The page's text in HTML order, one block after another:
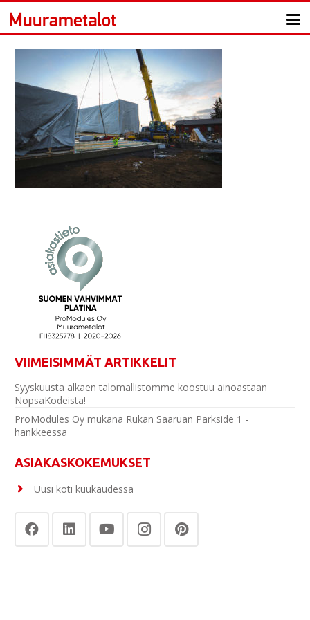
VIIMEISIMMÄT ARTIKKELIT
Syyskuusta alkaen talomallistomme koostuu ainoastaan
NopsaKodeista!
ProModules Oy mukana Rukan Saaruan Parkside 1 -
hankkeessa
ASIAKASKOKEMUKSET
Uusi koti kuukaudessa